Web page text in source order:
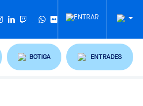
BOTIGA ENTRADES